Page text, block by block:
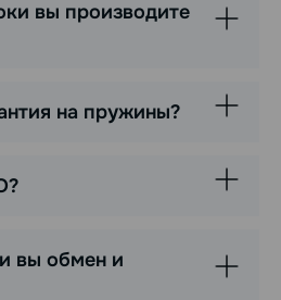
вы производите
на пружины?
вы обмен и